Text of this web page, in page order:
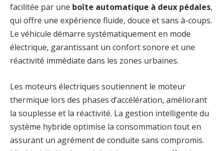
facilitée par une boîte automatique à deux pédales,
qui offre une expérience fluide, douce et sans à-coups.
Le véhicule démarre systématiquement en mode
électrique, garantissant un confort sonore et une
réactivité immédiate dans les zones urbaines.
Les moteurs électriques soutiennent le moteur
thermique lors des phases d’accélération, améliorant
la souplesse et la réactivité. La gestion intelligente du
système hybride optimise la consommation tout en
assurant un agrément de conduite sans compromis.